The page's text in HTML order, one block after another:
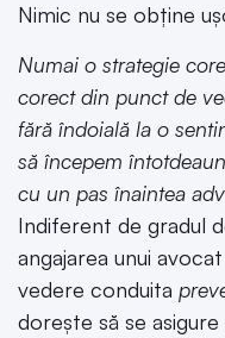
Nimic nu se obține
Numai o strategie
corect din punct de
fără îndoială la o
să începem
cu un pas înaintea
Indiferent de gradul
angajarea unui
vedere conduita
dorește să se